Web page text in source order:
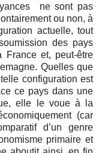
ne sont pas
ou non, à
actuelle, tout
des pays
France et, peut-être
Quelles que
configuration est
ce pays dans une
elle le voue à la
(car
d’un genre
primaire et